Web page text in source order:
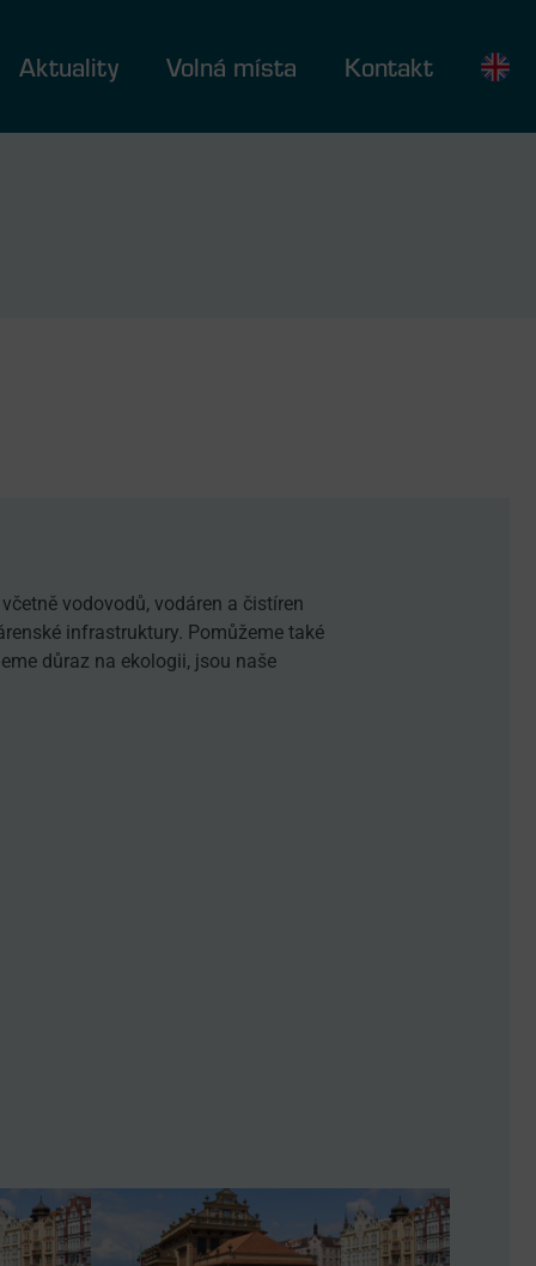
Aktuality Volná místa Kontakt
vodovodů, vodáren a čistíren
infrastruktury. Pomůžeme také
důraz na ekologii, jsou naše